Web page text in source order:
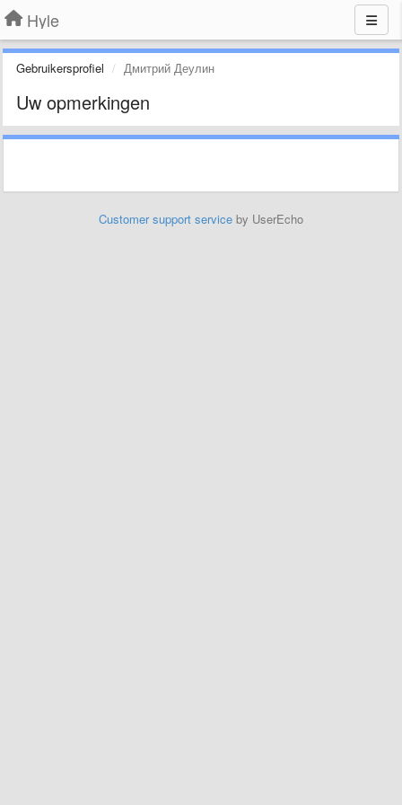
Hyle
Gebruikersprofiel Дмитрий Деулин
Uw opmerkingen
Customer support service by UserEcho